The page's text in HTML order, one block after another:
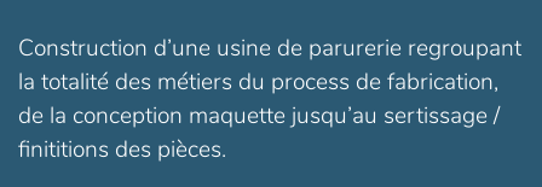
Construction d’une usine de parurerie regroupant
la totalité des métiers du process de fabrication,
de la conception maquette jusqu’au sertissage /
finititions des pièces.